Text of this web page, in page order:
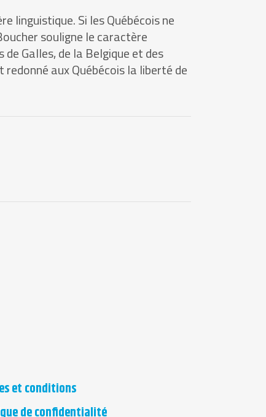
linguistique. Si les Québécois ne
souligne le caractère
Galles, de la Belgique et des
aux Québécois la liberté de
et conditions
de confidentialité